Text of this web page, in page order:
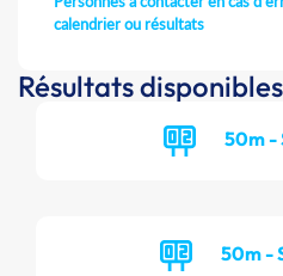
calendrier ou résultats
Résultats disponibles
50m -
50m -